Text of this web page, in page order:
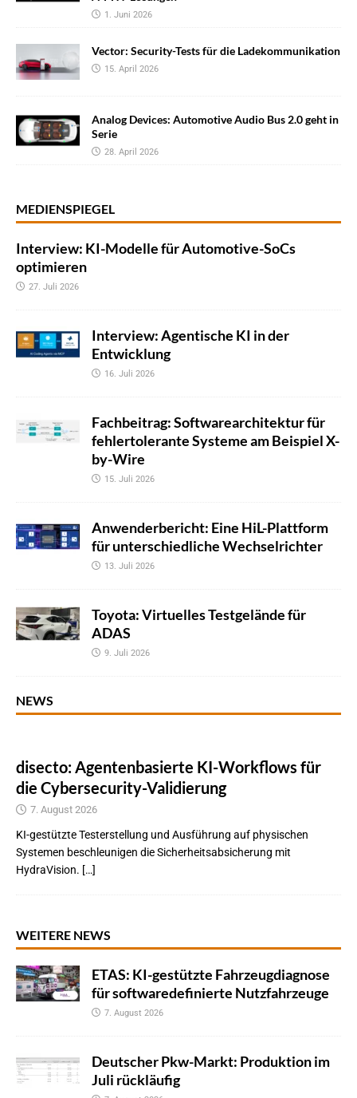
1. Juni 2026
Vector: Security-Tests für die Ladekommunikation
15. April 2026
Analog Devices: Automotive Audio Bus 2.0 geht in
Serie
28. April 2026
MEDIENSPIEGEL
Interview: KI-Modelle für Automotive-SoCs
optimieren
27. Juli 2026
Interview: Agentische KI in der
Entwicklung
16. Juli 2026
Fachbeitrag: Softwarearchitektur für
fehlertolerante Systeme am Beispiel X-
by-Wire
15. Juli 2026
Anwenderbericht: Eine HiL-Plattform
für unterschiedliche Wechselrichter
13. Juli 2026
Toyota: Virtuelles Testgelände für
ADAS
9. Juli 2026
NEWS
disecto: Agentenbasierte KI-Workflows für
die Cybersecurity-Validierung
7. August 2026
KI-gestützte Testerstellung und Ausführung auf physischen
Systemen beschleunigen die Sicherheitsabsicherung mit
HydraVision. […]
WEITERE NEWS
ETAS: KI-gestützte Fahrzeugdiagnose
für softwaredefinierte Nutzfahrzeuge
7. August 2026
Deutscher Pkw-Markt: Produktion im
Juli rückläufig